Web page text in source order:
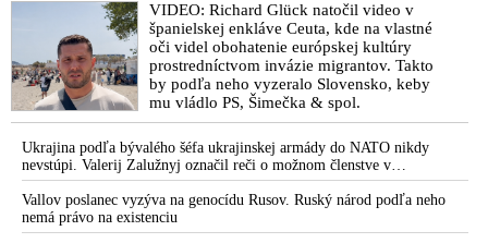
VIDEO: Richard Glück natočil video v
španielskej enkláve Ceuta, kde na vlastné
oči videl obohatenie európskej kultúry
prostredníctvom invázie migrantov. Takto
by podľa neho vyzeralo Slovensko, keby
mu vládlo PS, Šimečka & spol.
Ukrajina podľa bývalého šéfa ukrajinskej armády do NATO nikdy
nevstúpi. Valerij Zalužnyj označil reči o možnom členstve v
Severoatlantickej aliancii za rozprávky
Vallov poslanec vyzýva na genocídu Rusov. Ruský národ podľa neho
nemá právo na existenciu